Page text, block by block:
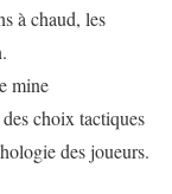
à chaud, les
mine
choix tactiques
des joueurs.